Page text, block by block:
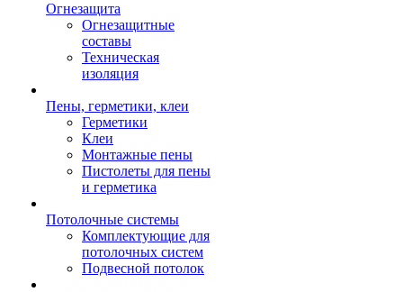
Огнезащита
Огнезащитные
составы
Техническая
изоляция
Пены, герметики, клеи
Герметики
Клеи
Монтажные пены
Пистолеты для пены
и герметика
Потолочные системы
Комплектующие для
потолочных систем
Подвесной потолок